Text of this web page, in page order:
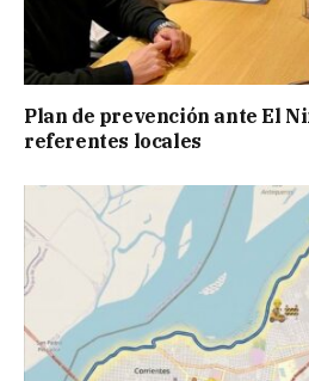
Plan de prevención ante El
referentes locales